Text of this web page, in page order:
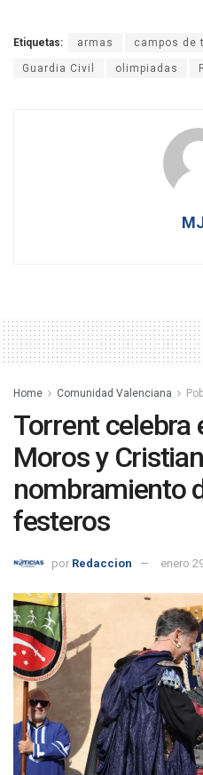
Etiquetas: armas campos de
Guardia Civil olimpiadas
Home Comunidad Valenciana
Torrent celebra
Moros y
nombramiento
festeros
por Redaccion enero